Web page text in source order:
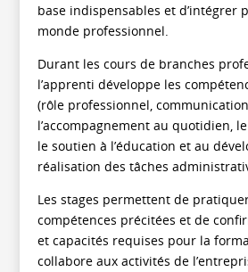
base indispensables et d’intégrer
monde professionnel.
Durant les cours de branches
l’apprenti développe les
(rôle professionnel,
l’accompagnement au quotidien,
le soutien à l’éducation et au
réalisation des tâches
Les stages permettent de
compétences précitées et de
et capacités requises pour la
collabore aux activités de